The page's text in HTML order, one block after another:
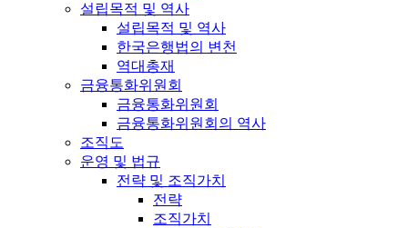
설립목적 및 역사
설립목적 및 역사
한국은행법의 변천
역대총재
금융통화위원회
금융통화위원회
금융통화위원회의 역사
조직도
운영 및 법규
전략 및 조직가치
전략
조직가치